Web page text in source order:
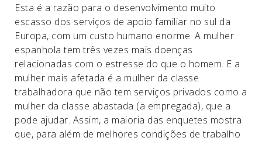
Esta é a razão para o desenvolvimento muito
escasso dos serviços de apoio familiar no sul da
Europa, com um custo humano enorme. A mulher
espanhola tem três vezes mais doenças
relacionadas com o estresse do que o homem. E a
mulher mais afetada é a mulher da classe
trabalhadora que não tem serviços privados como a
mulher da classe abastada (a empregada), que a
pode ajudar. Assim, a maioria das enquetes mostra
que, para além de melhores condições de trabalho